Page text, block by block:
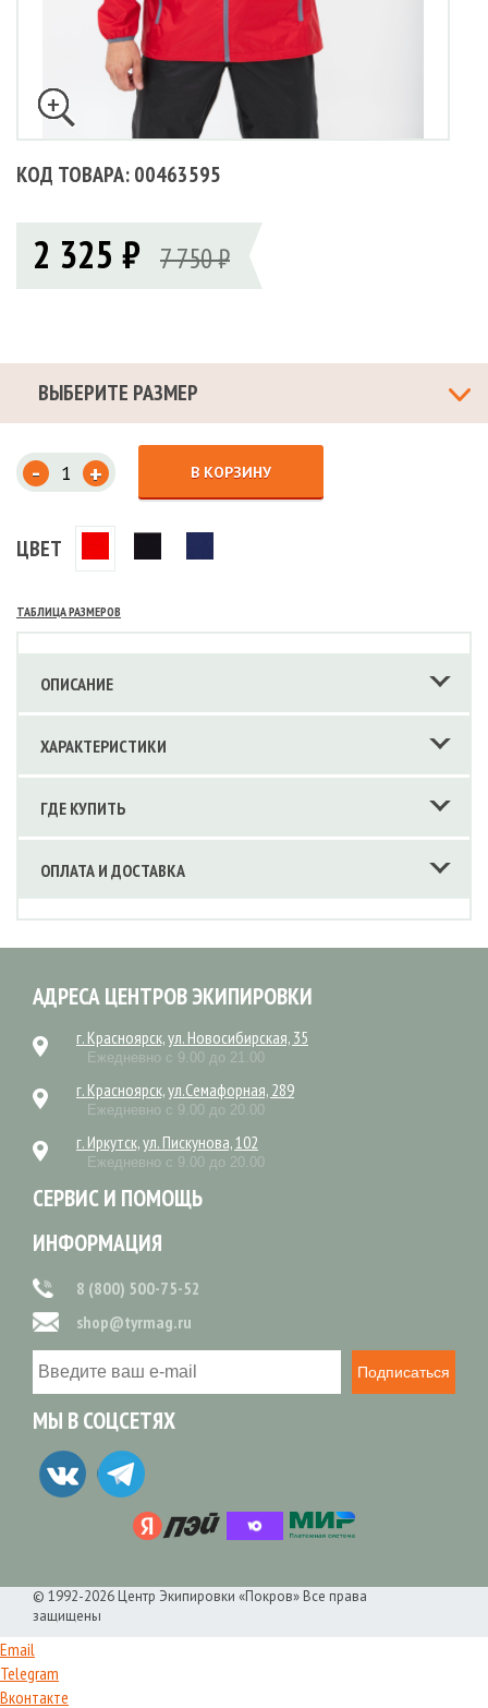
КОД ТОВАРА: 00463595
2 325 ₽ 7 750 ₽
ВЫБЕРИТЕ РАЗМЕР
- + В КОРЗИНУ
ЦВЕТ
ТАБЛИЦА РАЗМЕРОВ
ОПИСАНИЕ
ХАРАКТЕРИСТИКИ
ГДЕ КУПИТЬ
ОПЛАТА И ДОСТАВКА
АДРЕСА ЦЕНТРОВ ЭКИПИРОВКИ
г. Красноярск, ул. Новосибирская, 35
Ежедневно с 9.00 до 21.00
г. Красноярск, ул.Семафорная, 289
Ежедневно с 9.00 до 20.00
г. Иркутск, ул. Пискунова, 102
Ежедневно с 9.00 до 20.00
СЕРВИС И ПОМОЩЬ
ИНФОРМАЦИЯ
8 (800) 500-75-52
shop@tyrmag.ru
Подписаться
МЫ В СОЦСЕТЯХ
© 1992-2026 Центр Экипировки «Покров» Все права
защищены
Email
Telegram
Вконтакте